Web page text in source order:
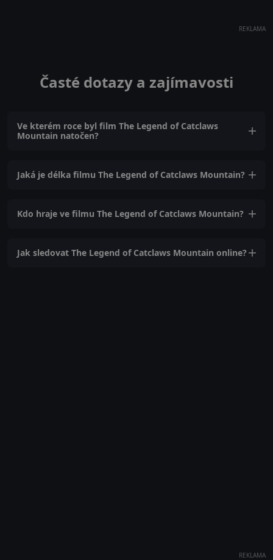
REKLAMA
Časté dotazy a zajímavosti
Ve kterém roce byl film The Legend of Catclaws
Mountain natočen?
Jaká je délka filmu The Legend of Catclaws Mountain?
Kdo hraje ve filmu The Legend of Catclaws Mountain?
Jak sledovat The Legend of Catclaws Mountain online?
REKLAMA